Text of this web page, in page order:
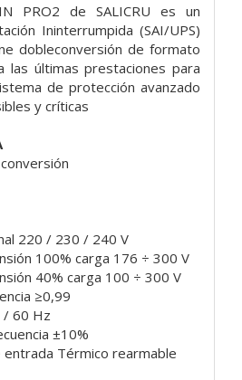
PRO2 de SALICRU es un
Ininterrumpida (SAI/UPS)
dobleconversión de formato
las últimas prestaciones para
de protección avanzado
y críticas
220 / 230 / 240 V
100% carga 176 ÷ 300 V
40% carga 100 ÷ 300 V
≥0,99
/ 60 Hz
±10%
entrada Térmico rearmable